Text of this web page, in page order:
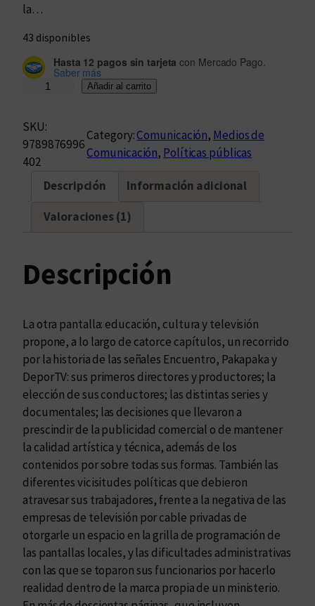
la…
43 disponibles
Hasta 12 pagos sin tarjeta con Mercado Pago.
Saber más
o
t
r
a
c
a
n
t
i
d
a
d
Añadir al carrito
SKU:
9789876996
402
Category:Comunicación, Medios de
Comunicación, Políticas públicas
Descripción Información adicional
Valoraciones (1)
Descripción
La otra pantalla: educación, cultura y televisión
propone, a lo largo de catorce capítulos, un recorrido
por la historia de las señales Encuentro, Pakapaka y
DeporTV: sus primeros directores y productores; la
elección de sus conductores; las distintas series y
documentales; las decisiones que llevaron a
prescindir de la publicidad comercial o de mantener
la calidad artística y técnica, además de los
contenidos por sobre todas sus formas. También las
diferentes vicisitudes políticas que debieron
atravesar sus trabajadores, frente a la negativa de las
empresas de televisión por cable privadas de
otorgarle un espacio en la grilla de programación de
las pantallas locales, y las dificultades administrativas
con las que se toparon sus funcionarios por hacerlo
realidad dentro de la marca propia de un ministerio.